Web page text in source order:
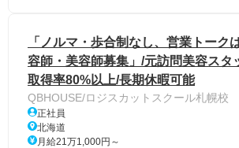
「ノルマ・歩合制なし、営業トーク
容師・美容師募集」/元訪問美容スタ
取得率80%以上/長期休暇可能
QBHOUSE/ロジスカットスクール札幌校
正社員
北海道
月給21万1,000円～